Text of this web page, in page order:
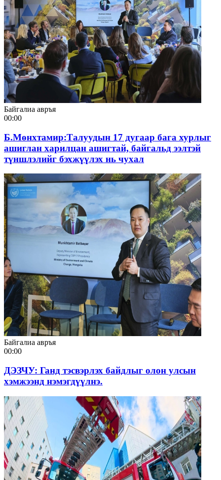
Байгалиа авръя
00:00
Б.Мөнхтамир:Талуудын 17 дугаар бага хурлыг
ашиглан харилцан ашигтай, байгальд ээлтэй
түншлэлийг бэхжүүлэх нь чухал
Байгалиа авръя
00:00
ДЭЗЧУ: Ганд тэсвэрлэх байдлыг олон улсын
хэмжээнд нэмэгдүүлнэ.